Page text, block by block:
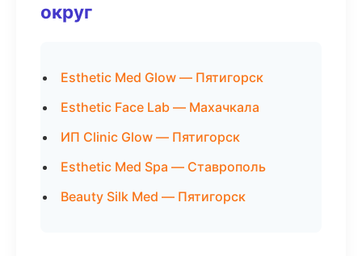
округ
Esthetic Med Glow — Пятигорск
Esthetic Face Lab — Махачкала
ИП Clinic Glow — Пятигорск
Esthetic Med Spa — Ставрополь
Beauty Silk Med — Пятигорск